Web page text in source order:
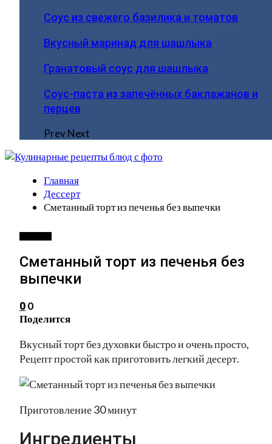
Соус из свежего базилика и томатов
Вкусный маринад для шашлыка
Гранатовый соус для шашлыка
Соус-паста из запечённых баклажанов и
перцев
PrevNext
Главная
Дессерт
Сметанный торт из печенья без выпечки
Сметанный торт из печенья без
выпечки
0 0
Поделится
Вкусный торт без духовки быстро и очень просто,
Рецепт простой как приготовить легкий десерт.
Приготовление 30 минут
Ингредиенты